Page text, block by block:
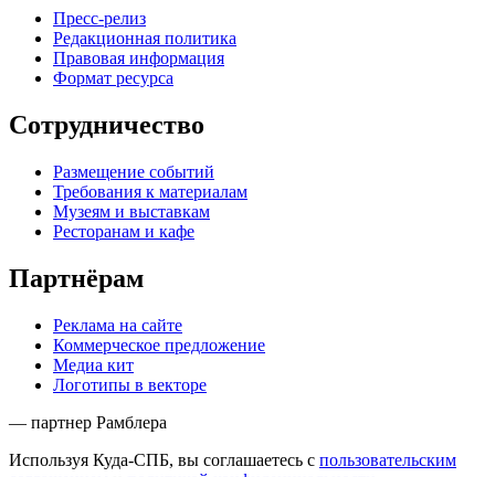
Пресс-релиз
Редакционная политика
Правовая информация
Формат ресурса
Сотрудничество
Размещение событий
Требования к материалам
Музеям и выставкам
Ресторанам и кафе
Партнёрам
Реклама на сайте
Коммерческое предложение
Медиа кит
Логотипы в векторе
— партнер Рамблера
Используя Куда-СПБ, вы соглашаетесь с пользовательским